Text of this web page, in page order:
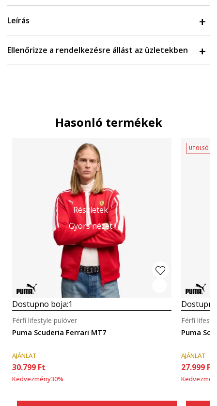
Leírás
Ellenőrizze a rendelkezésre állást az üzletekben
Hasonló termékek
Részletek
Gyors nézet
Dostupno boja:1
Puma Scuderia Ferrari MT7
Férfi lifestyle pulóver
AJÁNLAT
30.799 Ft
Kedvezmény30%
UTOLSÓ
Puma
Férfi
AJÁNLAT
27.999 Ft